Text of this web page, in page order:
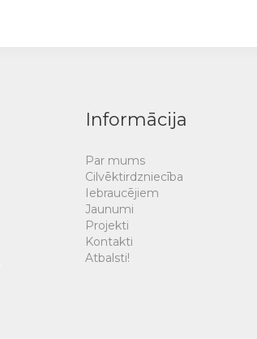
Informācija
Par mums
Cilvēktirdzniecība
Iebraucējiem
Jaunumi
Projekti
Kontakti
Atbalsti!